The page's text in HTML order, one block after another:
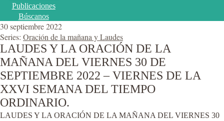
Publicaciones
Búscanos
30 septiembre 2022
Series: Oración de la mañana y Laudes
LAUDES Y LA ORACIÓN DE LA
MAÑANA DEL VIERNES 30 DE
SEPTIEMBRE 2022 – VIERNES DE LA
XXVI SEMANA DEL TIEMPO
ORDINARIO.
LAUDES Y LA ORACIÓN DE LA MAÑANA DEL VIERNES 30